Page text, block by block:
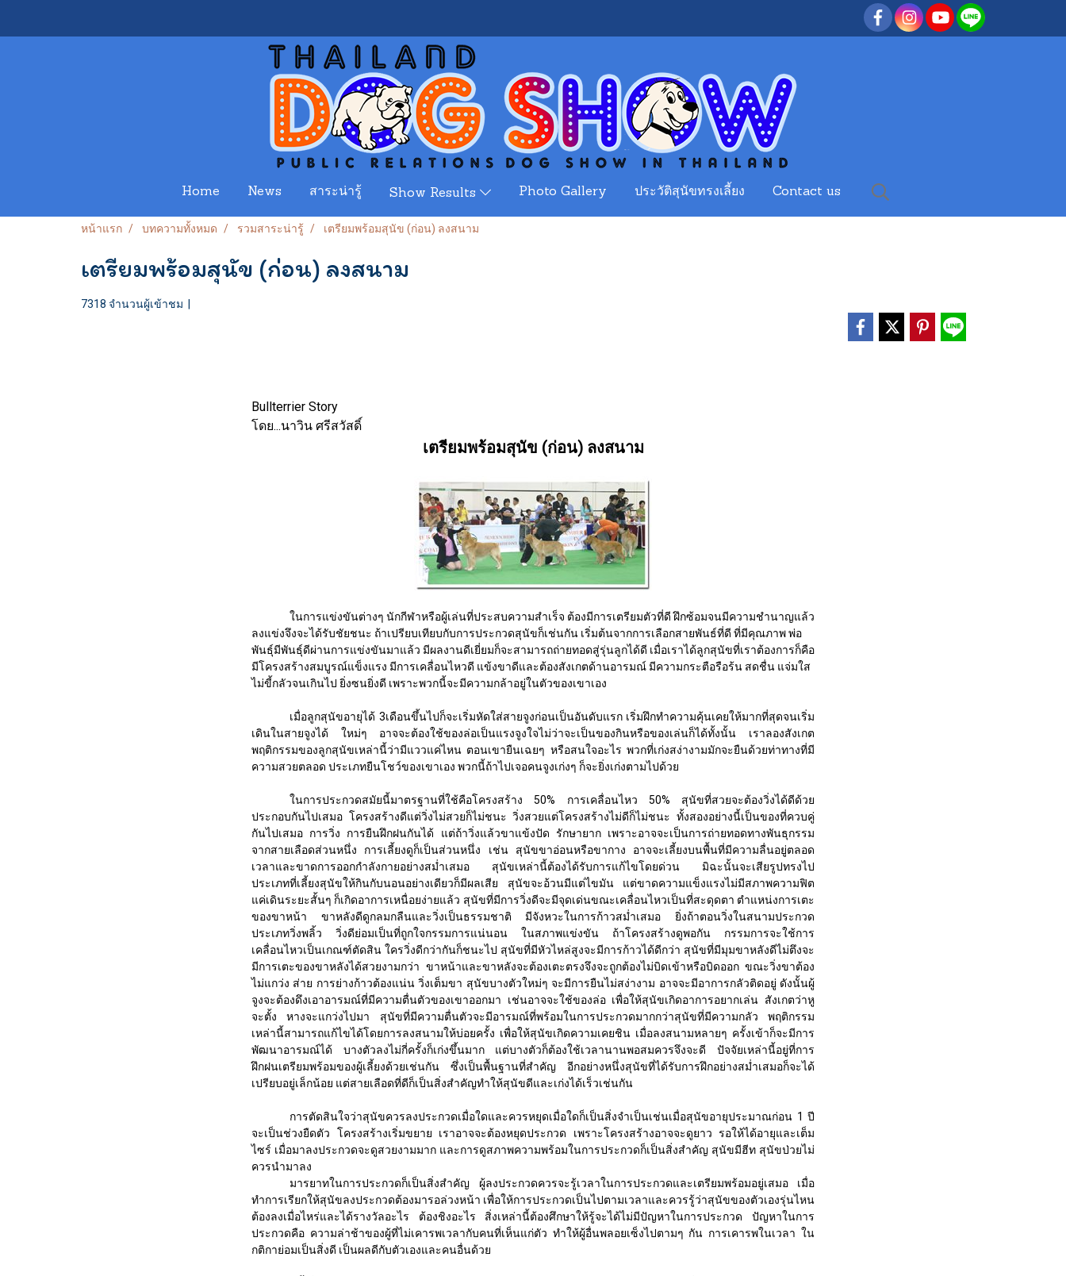
Home News สาระน่ารู้ Show Results Photo Gallery ประวัติสุนัขทรงเลี้ยง Contact us
หน้าแรก บทความทั้งหมด รวมสาระน่ารู้ เตรียมพร้อมสุนัข (ก่อน) ลงสนาม
เตรียมพร้อมสุนัข (ก่อน) ลงสนาม
7318 จำนวนผู้เข้าชม |
Bullterrier Story
โดย...นาวิน ศรีสวัสดิ์
เตรียมพร้อมสุนัข (ก่อน) ลงสนาม
ในการแข่งขันต่างๆ นักกีฬาหรือผู้เล่นที่ประสบความสำเร็จ ต้องมีการเตรียมตัวที่ดี ฝึกซ้อมจนมีความชำนาญแล้ว
ลงแข่งจึงจะได้รับชัยชนะ ถ้าเปรียบเทียบกับการประกวดสุนัขก็เช่นกัน เริ่มต้นจากการเลือกสายพันธ์ที่ดี ที่มีคุณภาพ พ่อ
พันธุ์มีพันธุ์ดีผ่านการแข่งขันมาแล้ว มีผลงานดีเยี่ยมก็จะสามารถถ่ายทอดสู่รุ่นลูกได้ดี เมื่อเราได้ลูกสุนัขที่เราต้องการก็คือ
มีโครงสร้างสมบูรณ์แข็งแรง มีการเคลื่อนไหวดี แข้งขาดีและต้องสังเกตด้านอารมณ์ มีความกระตือรือร้น สดชื่น แจ่มใส
ไม่ขี้กลัวจนเกินไป ยิ่งซนยิ่งดี เพราะพวกนี้จะมีความกล้าอยู่ในตัวของเขาเอง
เมื่อลูกสุนัขอายุได้ 3เดือนขึ้นไปก็จะเริ่มหัดใส่สายจูงก่อนเป็นอันดับแรก เริ่มฝึกทำความคุ้นเคยให้มากที่สุดจนเริ่ม
เดินในสายจูงได้ ใหม่ๆ อาจจะต้องใช้ของล่อเป็นแรงจูงใจไม่ว่าจะเป็นของกินหรือของเล่นก็ได้ทั้งนั้น เราลองสังเกต
พฤติกรรมของลูกสุนัขเหล่านี้ว่ามีแววแค่ไหน ตอนเขายืนเฉยๆ หรือสนใจอะไร พวกที่เก่งสง่างามมักจะยืนด้วยท่าทางที่มี
ความสวยตลอด ประเภทยืนโชว์ของเขาเอง พวกนี้ถ้าไปเจอคนจูงเก่งๆ ก็จะยิ่งเก่งตามไปด้วย
ในการประกวดสมัยนี้มาตรฐานที่ใช้คือโครงสร้าง 50% การเคลื่อนไหว 50% สุนัขที่สวยจะต้องวิ่งได้ดีด้วย
ประกอบกันไปเสมอ โครงสร้างดีแต่วิ่งไม่สวยก็ไม่ชนะ วิ่งสวยแต่โครงสร้างไม่ดีก็ไม่ชนะ ทั้งสองอย่างนี้เป็นของที่ควบคู่
กันไปเสมอ การวิ่ง การยืนฝึกฝนกันได้ แต่ถ้าวิ่งแล้วขาแข้งปัด รักษายาก เพราะอาจจะเป็นการถ่ายทอดทางพันธุกรรม
จากสายเลือดส่วนหนึ่ง การเลี้ยงดูก็เป็นส่วนหนึ่ง เช่น สุนัขขาอ่อนหรือขากาง อาจจะเลี้ยงบนพื้นที่มีความลื่นอยู่ตลอด
เวลาและขาดการออกกำลังกายอย่างสม่ำเสมอ สุนัขเหล่านี้ต้องได้รับการแก้ไขโดยด่วน มิฉะนั้นจะเสียรูปทรงไป
ประเภทที่เลี้ยงสุนัขให้กินกับนอนอย่างเดียวก็มีผลเสีย สุนัขจะอ้วนมีแต่ไขมัน แต่ขาดความแข็งแรงไม่มีสภาพความฟิต
แค่เดินระยะสั้นๆ ก็เกิดอาการเหนื่อยง่ายแล้ว สุนัขที่มีการวิ่งดีจะมีจุดเด่นขณะเคลื่อนไหวเป็นที่สะดุดตา ตำแหน่งการเตะ
ของขาหน้า ขาหลังดีดูกลมกลืนและวิ่งเป็นธรรมชาติ มีจังหวะในการก้าวสม่ำเสมอ ยิ่งถ้าตอนวิ่งในสนามประกวด
ประเภทวิ่งพลิ้ว วิ่งดีย่อมเป็นที่ถูกใจกรรมการแน่นอน ในสภาพแข่งขัน ถ้าโครงสร้างดูพอกัน กรรมการจะใช้การ
เคลื่อนไหวเป็นเกณฑ์ตัดสิน ใครวิ่งดีกว่ากันก็ชนะไป สุนัขที่มีหัวไหล่สูงจะมีการก้าวได้ดีกว่า สุนัขที่มีมุมขาหลังดีไม่ตึงจะ
มีการเตะของขาหลังได้สวยงามกว่า ขาหน้าและขาหลังจะต้องเตะตรงจึงจะถูกต้องไม่บิดเข้าหรือบิดออก ขณะวิ่งขาต้อง
ไม่แกว่ง ส่าย การย่างก้าวต้องแน่น วิ่งเต็มขา สุนัขบางตัวใหม่ๆ จะมีการยืนไม่สง่างาม อาจจะมีอาการกลัวติดอยู่ ดังนั้นผู้
จูงจะต้องดึงเอาอารมณ์ที่มีความตื่นตัวของเขาออกมา เช่นอาจจะใช้ของล่อ เพื่อให้สุนัขเกิดอาการอยากเล่น สังเกตว่าหู
จะตั้ง หางจะแกว่งไปมา สุนัขที่มีความตื่นตัวจะมีอารมณ์ที่พร้อมในการประกวดมากกว่าสุนัขที่มีความกลัว พฤติกรรม
เหล่านี้สามารถแก้ไขได้โดยการลงสนามให้บ่อยครั้ง เพื่อให้สุนัขเกิดความเคยชิน เมื่อลงสนามหลายๆ ครั้งเข้าก็จะมีการ
พัฒนาอารมณ์ได้ บางตัวลงไม่กี่ครั้งก็เก่งขึ้นมาก แต่บางตัวก็ต้องใช้เวลานานพอสมควรจึงจะดี ปัจจัยเหล่านี้อยู่ที่การ
ฝึกฝนเตรียมพร้อมของผู้เลี้ยงด้วยเช่นกัน ซึ่งเป็นพื้นฐานที่สำคัญ อีกอย่างหนึ่งสุนัขที่ได้รับการฝึกอย่างสม่ำเสมอก็จะได้
เปรียบอยู่เล็กน้อย แต่สายเลือดที่ดีก็เป็นสิ่งสำคัญทำให้สุนัขดีและเก่งได้เร็วเช่นกัน
การตัดสินใจว่าสุนัขควรลงประกวดเมื่อใดและควรหยุดเมื่อใดก็เป็นสิ่งจำเป็นเช่นเมื่อสุนัขอายุประมาณก่อน 1 ปี
จะเป็นช่วงยืดตัว โครงสร้างเริ่มขยาย เราอาจจะต้องหยุดประกวด เพราะโครงสร้างอาจจะดูยาว รอให้ได้อายุและเต็ม
ไซร์ เมื่อมาลงประกวดจะดูสวยงามมาก และการดูสภาพความพร้อมในการประกวดก็เป็นสิ่งสำคัญ สุนัขมีฮีท สุนัขป่วยไม่
ควรนำมาลง
มารยาทในการประกวดก็เป็นสิ่งสำคัญ ผู้ลงประกวดควรจะรู้เวลาในการประกวดและเตรียมพร้อมอยู่เสมอ เมื่อ
ทำการเรียกให้สุนัขลงประกวดต้องมารอล่วงหน้า เพื่อให้การประกวดเป็นไปตามเวลาและควรรู้ว่าสุนัขของตัวเองรุ่นไหน
ต้องลงเมื่อไหร่และได้รางวัลอะไร ต้องชิงอะไร สิ่งเหล่านี้ต้องศึกษาให้รู้จะได้ไม่มีปัญหาในการประกวด ปัญหาในการ
ประกวดคือ ความล่าช้าของผู้ที่ไม่เคารพเวลากับคนที่เห็นแก่ตัว ทำให้ผู้อื่นพลอยเซ็งไปตามๆ กัน การเคารพในเวลา ใน
กติกาย่อมเป็นสิ่งดี เป็นผลดีกับตัวเองและคนอื่นด้วย